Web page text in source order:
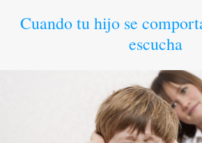
Cuando tu hijo se
escucha